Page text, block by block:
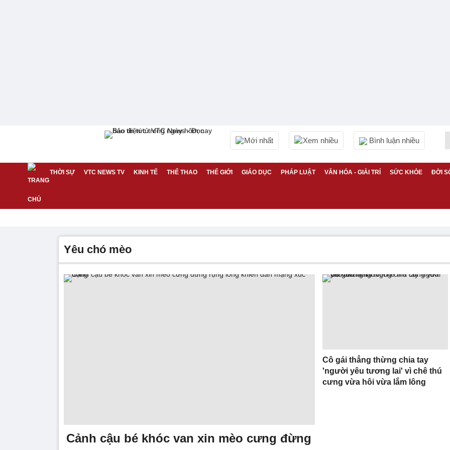
Mới nhất Xem nhiều Bình luận nhiều
THỜI SỰ VTC NEWS TV KINH TẾ THỂ THAO THẾ GIỚI GIÁO DỤC PHÁP LUẬT VĂN HÓA - GIẢI TRÍ SỨC KHỎE ĐỜI
yêu chó mèo
Cảnh cậu bé khóc van xin mèo cưng đừng
Cô gái thẳng thừng chia tay
'người yêu tương lai' vì chê thú
cưng vừa hôi vừa lắm lông